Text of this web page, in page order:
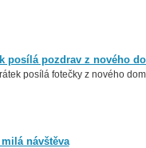
posílá pozdrav z nového
posílá fotečky z nového
návštěva